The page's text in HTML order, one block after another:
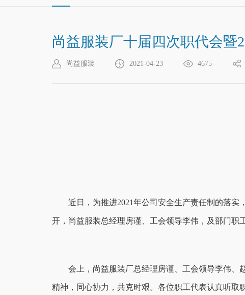
尚益服装厂十届四次职代会暨
尚益服装 2021-04-23 4675
近日，为推进2021年公司安全生产责任制的落
开，尚益服装总经理房谨、工会领导李伟，及部门职
会上，尚益服装厂总经理房谨、工会领导李伟、
精神，同心协力，共克时艰。各位职工代表认真听